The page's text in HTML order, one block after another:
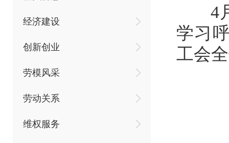
经济建设
创新创业
劳模风采
劳动关系
维权服务
4月
学习
工会